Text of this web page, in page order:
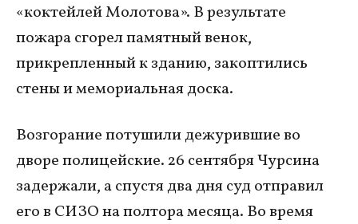
«коктейлей Молотова». В результате
пожара сгорел памятный венок,
прикрепленный к зданию, закоптились
стены и мемориальная доска.
Возгорание потушили дежурившие во
дворе полицейские. 26 сентября Чурсина
задержали, а спустя два дня суд отправил
его в СИЗО на полтора месяца. Во время